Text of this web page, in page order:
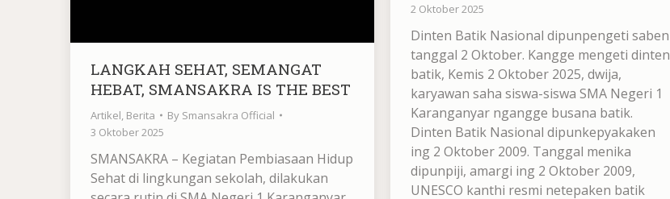
LANGKAH SEHAT, SEMANGAT
HEBAT, SMANSAKRA IS THE BEST
Artikel, Berita By Smansakra Official
3 Oktober 2025
SMANSAKRA – Kegiatan Pembiasaan Hidup
Sehat di lingkungan sekolah, dilakukan
2 Oktober 2025
Dinten Batik Nasional dipunpengeti saben
tanggal 2 Oktober. Kangge mengeti dinten
batik, Kemis 2 Oktober 2025, dwija,
karyawan saha siswa-siswa SMA Negeri 1
Karanganyar ngangge busana batik.
Dinten Batik Nasional dipunkepyakaken
ing 2 Oktober 2009. Tanggal menika
dipunpiji, amargi ing 2 Oktober 2009,
UNESCO kanthi resmi netepaken batik